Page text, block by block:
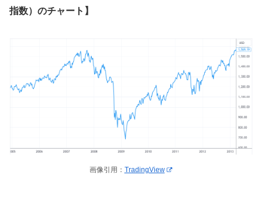
指数）のチャート】
画像引用： TradingView